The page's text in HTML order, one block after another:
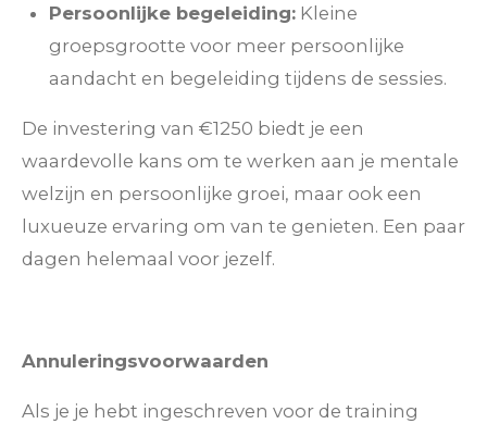
Persoonlijke begeleiding: Kleine
groepsgrootte voor meer persoonlijke
aandacht en begeleiding tijdens de sessies.
De investering van €1250 biedt je een
waardevolle kans om te werken aan je mentale
welzijn en persoonlijke groei, maar ook een
luxueuze ervaring om van te genieten. Een paar
dagen helemaal voor jezelf.
Annuleringsvoorwaarden
Als je je hebt ingeschreven voor de training